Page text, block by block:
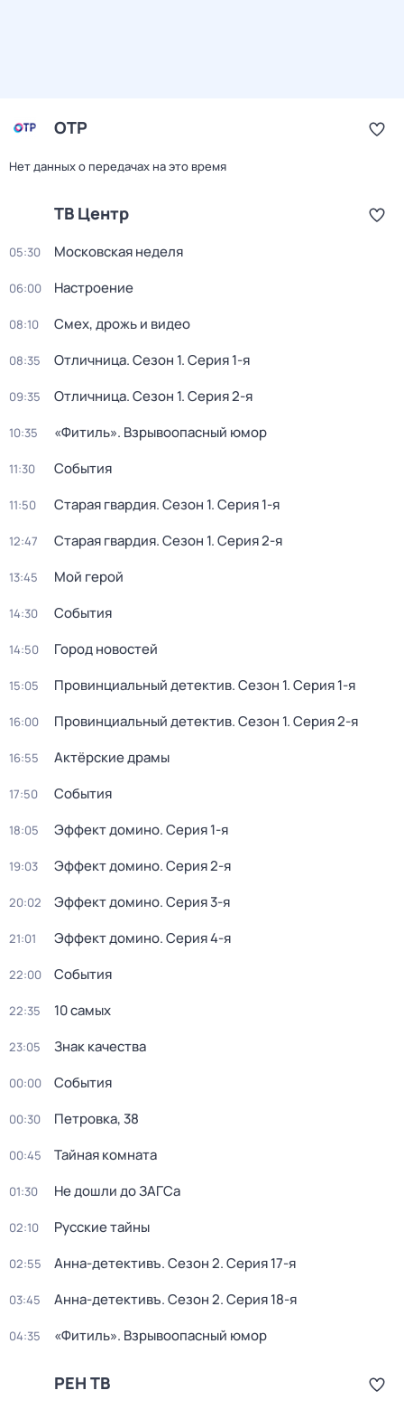
ОТР
Нет данных о передачах на это время
ТВ Центр
05:30 Московская неделя
06:00 Настроение
08:10 Смех, дрожь и видео
08:35 Отличница. Сезон 1. Серия 1-я
09:35 Отличница. Сезон 1. Серия 2-я
10:35 «Фитиль». Взрывоопасный юмор
11:30 События
11:50 Старая гвардия. Сезон 1. Серия 1-я
12:47 Старая гвардия. Сезон 1. Серия 2-я
13:45 Мой герой
14:30 События
14:50 Город новостей
15:05 Провинциальный детектив. Сезон 1. Серия 1-я
16:00 Провинциальный детектив. Сезон 1. Серия 2-я
16:55 Актёрские драмы
17:50 События
18:05 Эффект домино. Серия 1-я
19:03 Эффект домино. Серия 2-я
20:02 Эффект домино. Серия 3-я
21:01 Эффект домино. Серия 4-я
22:00 События
22:35 10 самых
23:05 Знак качества
00:00 События
00:30 Петровка, 38
00:45 Тайная комната
01:30 Не дошли до ЗАГСа
02:10 Русские тайны
02:55 Анна-детективъ. Сезон 2. Серия 17-я
03:45 Анна-детективъ. Сезон 2. Серия 18-я
04:35 «Фитиль». Взрывоопасный юмор
РЕН ТВ